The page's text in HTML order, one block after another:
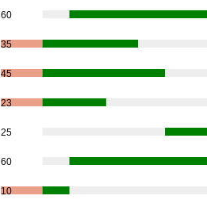
60
35
45
23
25
60
10